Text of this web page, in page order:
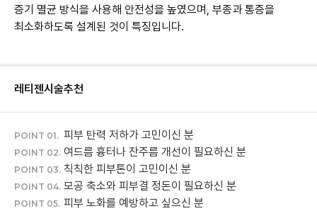
증기 멸균 방식을 사용해 안전성을 높였으며, 부종과 통증을
최소화하도록 설계된 것이 특징입니다.
레티젠시술추천
POINT 01.
POINT 02. 여드름 흉터나 잔주름 개선이 필요하신 분
POINT 03. 칙칙한 피부톤이 고민이신 분
POINT 04. 모공 축소와 피부결 정돈이 필요하신 분
POINT 05. 피부 노화를 예방하고 싶으신 분